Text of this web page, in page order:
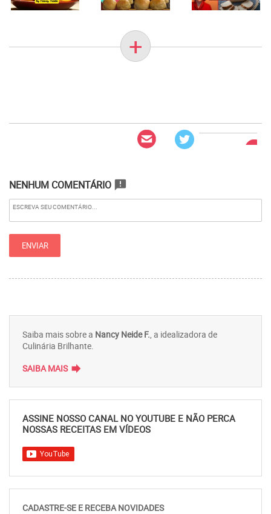
+
NENHUM COMENTÁRIO announcement
Saiba mais sobre a Nancy Neide F., a idealizadora de
Culinária Brilhante.
SAIBA MAIS forward
ASSINE NOSSO CANAL NO YOUTUBE E NÃO PERCA
NOSSAS RECEITAS EM VÍDEOS
CADASTRE-SE E RECEBA NOVIDADES